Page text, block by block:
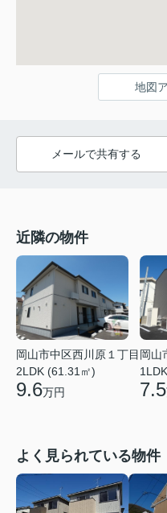
地図
メールで共有する
近隣の物件
岡山市中区西川原１丁目
2LDK (61.31㎡)
9.6万円
岡山
7.5
よく見られている物件